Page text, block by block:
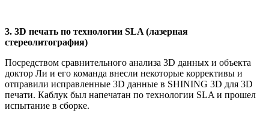
3. 3D печать по технологии SLA (лазерная
стереолитография)
Посредством сравнительного анализа 3D данных и объекта
доктор Ли и его команда внесли некоторые коррективы и
отправили исправленные 3D данные в SHINING 3D для 3D
печати. Каблук был напечатан по технологии SLA и прошел
испытание в сборке.